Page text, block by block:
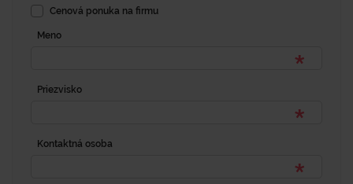
Cenová ponuka na firmu
Meno
Priezvisko
Kontaktná osoba